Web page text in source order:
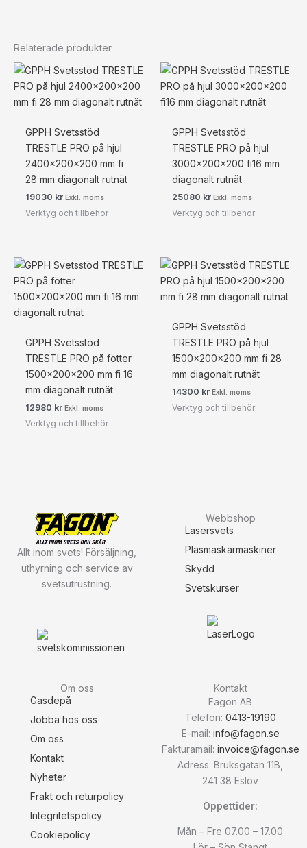
Relaterade produkter
GPPH Svetsstöd
TRESTLE PRO på hjul
2400x200x200 mm fi
28 mm diagonalt rutnät
19030 kr Exkl. moms
Verktyg och tillbehör
GPPH Svetsstöd
TRESTLE PRO på hjul
3000x200x200 fi16 mm
diagonalt rutnät
25080 kr Exkl. moms
Verktyg och tillbehör
GPPH Svetsstöd
TRESTLE PRO på fötter
1500x200x200 mm fi 16
mm diagonalt rutnät
12980 kr Exkl. moms
Verktyg och tillbehör
GPPH Svetsstöd
TRESTLE PRO på hjul
1500x200x200 mm fi 28
mm diagonalt rutnät
14300 kr Exkl. moms
Verktyg och tillbehör
Allt inom svets! Försäljning,
uthyrning och service av
svetsutrustning.
Webbshop
Lasersvets
Plasmaskärmaskiner
Skydd
Svetskurser
Om oss
Gasdepå
Jobba hos oss
Om oss
Kontakt
Nyheter
Frakt och returpolicy
Integritetspolicy
Cookiepolicy
Kontakt
Fagon AB
Telefon: 0413-19190
E-mail: info@fagon.se
Fakturamail: invoice@fagon.se
Adress: Bruksgatan 11B,
241 38 Eslöv
Öppettider:
Mån – Fre 07.00 – 17.00